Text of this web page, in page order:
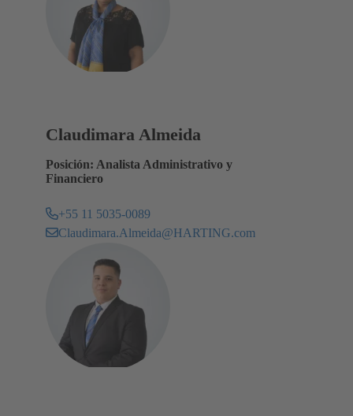
Claudimara Almeida
Posición: Analista Administrativo y
Financiero
+55 11 5035-0089
Claudimara.Almeida@HARTING.com